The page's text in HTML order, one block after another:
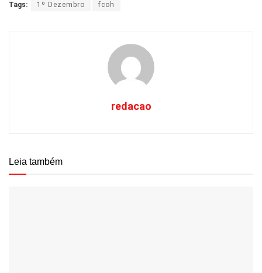
Tags: 1º Dezembro fcoh
redacao
Leia também